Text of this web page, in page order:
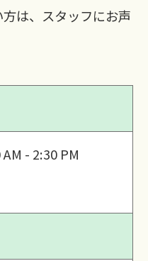
は、スタッフにお声
AM - 2:30 PM